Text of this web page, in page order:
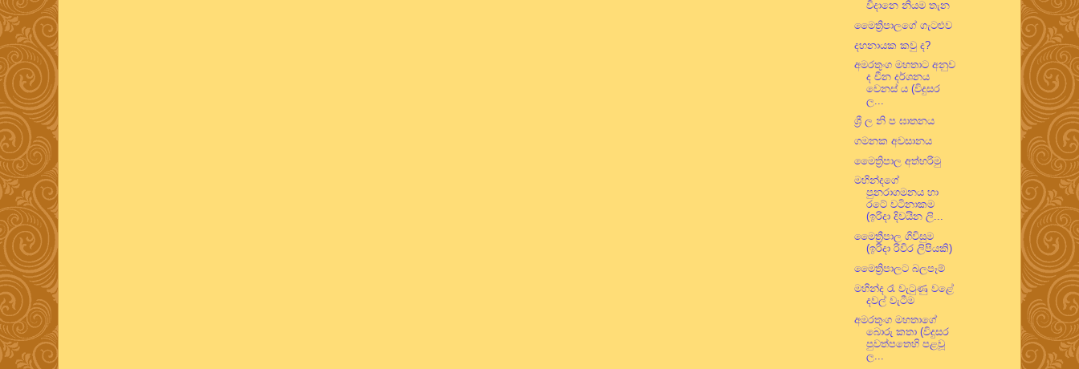
විදානෙ නියම තැන
මෛත්‍රිපාලගේ ගැටළුව
දහනායක කවු ද?
අමරතුංග මහතාට අනුව
ද චීන දර්ශනය
වෙනස් ය (විදුසර
ල...
ශ්‍රී ල නි ප ඝාතනය
ගමනක අවසානය
මෛත්‍රිපාල අත්හරිමු
මහින්දගේ
පුනරාගමනය හා
රටේ වටිනාකම
(ඉරිදා දිවයින ලි...
මෛත්‍රීපාල ගිවිසුම
(ඉරිදා රිවිර ලිපියකි)
මෛත්‍රිපාලට බලපෑම්
මහින්ද රෑ වැටුණු වළේ
දවල් වැටීම
අමරතුංග මහතාගේ
බොරු කතා (විදුසර
පුවත්පතෙහි පළවූ
ල...